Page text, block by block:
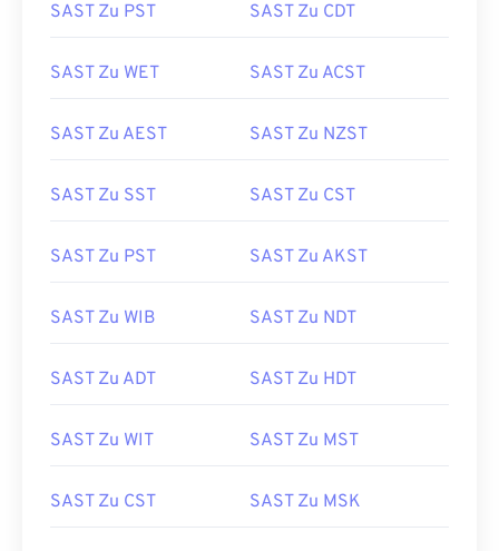
SAST Zu PST SAST Zu CDT
SAST Zu WET SAST Zu ACST
SAST Zu AEST SAST Zu NZST
SAST Zu SST SAST Zu CST
SAST Zu PST SAST Zu AKST
SAST Zu WIB SAST Zu NDT
SAST Zu ADT SAST Zu HDT
SAST Zu WIT SAST Zu MST
SAST Zu CST SAST Zu MSK